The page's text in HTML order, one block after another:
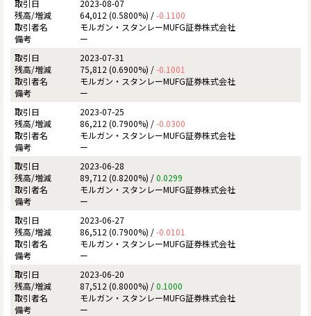
2023-08-07
64,012 (0.5800%) /-0.1100
モルガン・スタンレーMUFG証券株式会社
ー
2023-07-31
75,812 (0.6900%) /-0.1001
モルガン・スタンレーMUFG証券株式会社
ー
2023-07-25
86,212 (0.7900%) /-0.0300
モルガン・スタンレーMUFG証券株式会社
ー
2023-06-28
89,712 (0.8200%) /0.0299
モルガン・スタンレーMUFG証券株式会社
ー
2023-06-27
86,512 (0.7900%) /-0.0101
モルガン・スタンレーMUFG証券株式会社
ー
2023-06-20
87,512 (0.8000%) /0.1000
モルガン・スタンレーMUFG証券株式会社
ー